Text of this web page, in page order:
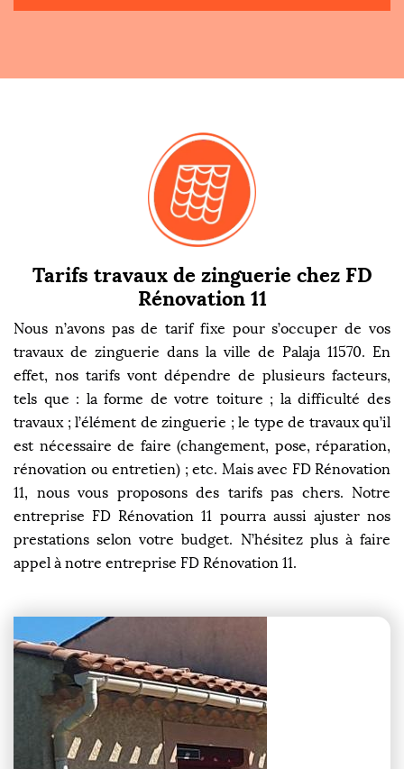
Tarifs travaux de zinguerie chez FD
Rénovation 11
Nous n’avons pas de tarif fixe pour s’occuper de vos
travaux de zinguerie dans la ville de Palaja 11570. En
effet, nos tarifs vont dépendre de plusieurs facteurs,
tels que : la forme de votre toiture ; la difficulté des
travaux ; l’élément de zinguerie ; le type de travaux qu’il
est nécessaire de faire (changement, pose, réparation,
rénovation ou entretien) ; etc. Mais avec FD Rénovation
11, nous vous proposons des tarifs pas chers. Notre
entreprise FD Rénovation 11 pourra aussi ajuster nos
prestations selon votre budget. N’hésitez plus à faire
appel à notre entreprise FD Rénovation 11.